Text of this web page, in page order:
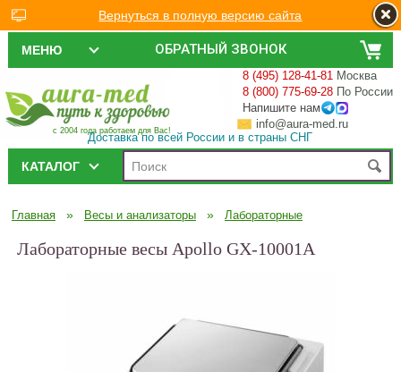
ОБРАТНЫЙ ЗВОНОК
МЕНЮ
с 2004 года работаем для Вас!
8 (495) 128-41-81 Москва
8 (800) 775-69-28 По России
Напишите нам
info@aura-med.ru
Доставка по всей России и в страны СНГ
КАТАЛОГ
Главная » Весы и анализаторы » Лабораторные
Лабораторные весы Apollo GX-10001A
Вернуться в полную версию сайта